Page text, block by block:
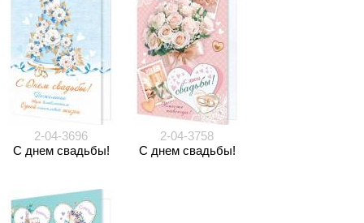
2-04-3696
С днем свадьбы!
2-04-3758
С днем свадьбы!